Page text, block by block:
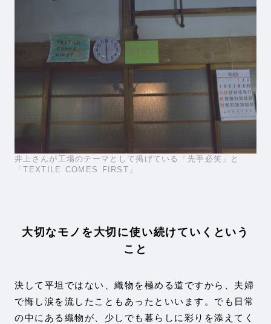
井上さんが工場のテーマとして掲げている「先手必笑」と
「TEXTILE COMES FIRST」
大切なモノを大切に使い続けていくという
こと
決して平坦ではない、織物を極める道ですから、夫婦
で悔し涙を流したこともあったといいます。でも日常
の中にある織物が、少しでも暮らしに彩りを添えてく